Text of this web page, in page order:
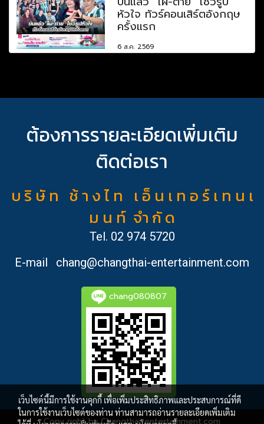
หัวใจ ทัวร์คอนเสิร์ตอังกฤษ
ครั้งแรก
6 ส.ค. 2569
ต้องการรายละเอียดเพิ่มเติม
ติดต่อเรา
บ ริ ษั ท ช้ า ง ไ ท เ อ็ น เ ท อ ร์ เ ท น เ
ม น ท์ จำ กั ด
Tel. 02 974 5720
E-mail
chang@changthai-entertainment.com
chang080807
Copy right by Changthai-entertainment.com
เว็บไซต์นี้มีการใช้งานคุกกี้ เพื่อเพิ่มประสิทธิภาพและประสบการณ์ที่ดี
ในการใช้งานเว็บไซต์ของท่าน ท่านสามารถอ่านรายละเอียดเพิ่มเติม